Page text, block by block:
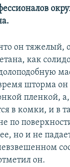
он тяжелый,
как
шторма он
пленкой,
в комки, и в
по
но и не
он.